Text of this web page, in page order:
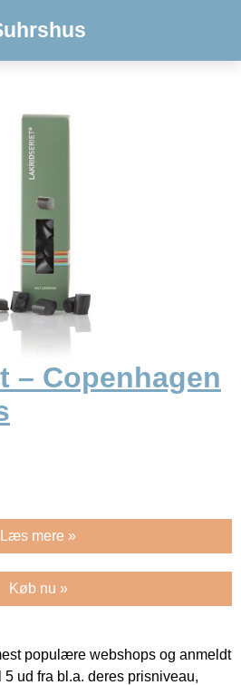
– Copenhagen
Læs mere »
Køb nu »
populære webshops og anmeldt
ud fra bl.a. deres prisniveau,